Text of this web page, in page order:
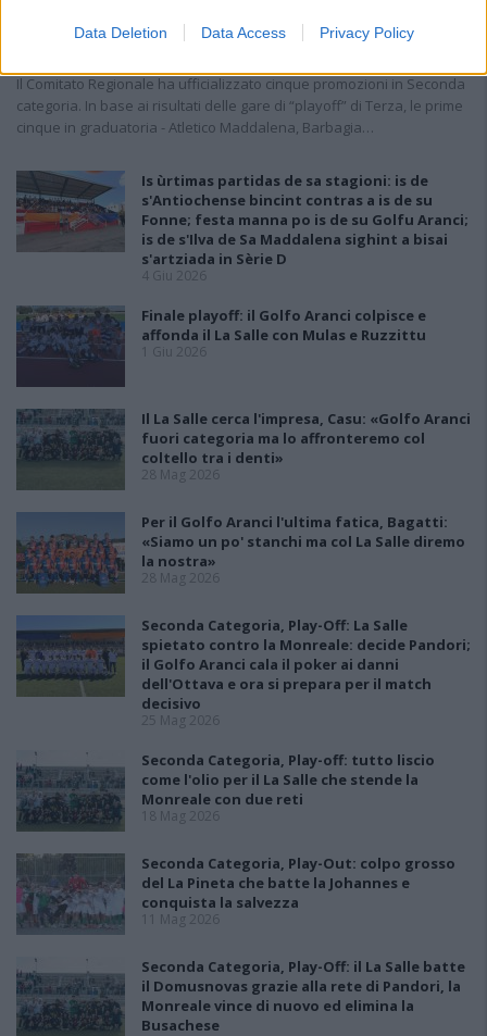
Data Deletion Data Access Privacy Policy
Promosse in Seconda le prime 5 dei playoff di Terza
Il Comitato Regionale ha ufficializzato cinque promozioni in Seconda
categoria. In base ai risultati delle gare di “playoff” di Terza, le prime
cinque in graduatoria - Atletico Maddalena, Barbagia…
Is ùrtimas partidas de sa stagioni: is de
s'Antiochense bincint contras a is de su
Fonne; festa manna po is de su Golfu Aranci;
is de s'Ilva de Sa Maddalena sighint a bisai
s'artziada in Sèrie D
4 Giu 2026
Finale playoff: il Golfo Aranci colpisce e
affonda il La Salle con Mulas e Ruzzittu
1 Giu 2026
Il La Salle cerca l'impresa, Casu: «Golfo Aranci
fuori categoria ma lo affronteremo col
coltello tra i denti»
28 Mag 2026
Per il Golfo Aranci l'ultima fatica, Bagatti:
«Siamo un po' stanchi ma col La Salle diremo
la nostra»
28 Mag 2026
Seconda Categoria, Play-Off: La Salle
spietato contro la Monreale: decide Pandori;
il Golfo Aranci cala il poker ai danni
dell'Ottava e ora si prepara per il match
decisivo
25 Mag 2026
Seconda Categoria, Play-off: tutto liscio
come l'olio per il La Salle che stende la
Monreale con due reti
18 Mag 2026
Seconda Categoria, Play-Out: colpo grosso
del La Pineta che batte la Johannes e
conquista la salvezza
11 Mag 2026
Seconda Categoria, Play-Off: il La Salle batte
il Domusnovas grazie alla rete di Pandori, la
Monreale vince di nuovo ed elimina la
Busachese